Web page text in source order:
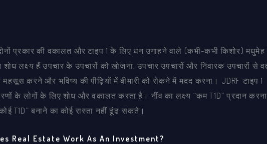
प्रकार की वकालत और टाइप 1 के लिए धन उगाहने वाले (कभी-कभी किशोर) मधुमेह
लक्ष्य हैं उपचार के उपचारों को खोजना, उपचार उपचारों और निवारक उपचारों से
महसूस करने और भविष्य की पीढ़ियों में बीमारी को रोकने में मदद करना। JDRF टाइप 1
के लोगों के लिए शोध और वकालत करता है। नींव का लक्ष्य “कम T1D” प्रदान
T1D” बनाने का कोई रास्ता नहीं ढूंढ सकते।
Real Estate Work As An Investment?